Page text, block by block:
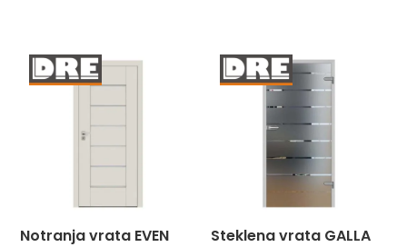
Notranja vrata EVEN Steklena vrata GALLA